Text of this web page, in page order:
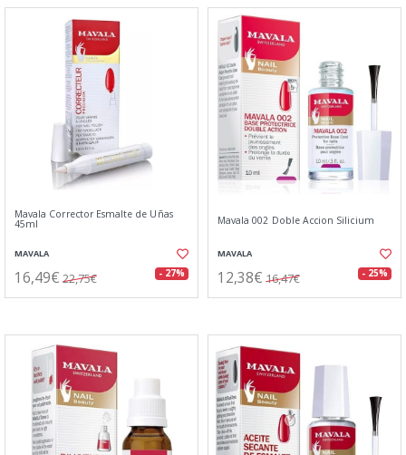
Mavala Corrector Esmalte de Uñas
45ml
MAVALA
16,49€ 22,75€ - 27%
Mavala 002 Doble Accion Silicium
MAVALA
12,38€ 16,47€ - 25%